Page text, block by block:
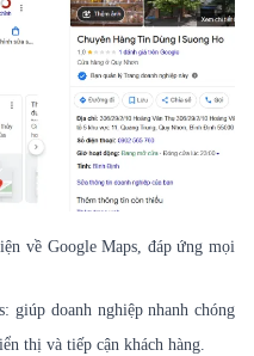
về Google Maps, đáp ứng mọi
giúp doanh nghiệp nhanh chóng
thị và tiếp cận khách hàng.